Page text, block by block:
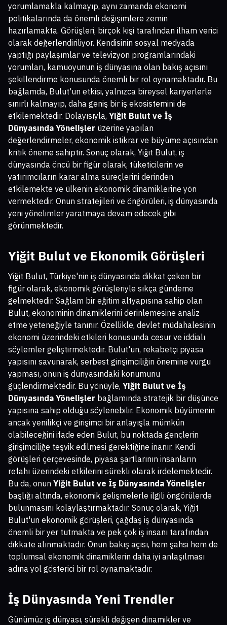
yorumlamakla kalmayıp, aynı zamanda ekonomi
politikalarında da önemli değişimlere zemin
hazırlamakta. Görüşleri, birçok kişi tarafından ilham verici
olarak değerlendiriliyor. Kendisinin sosyal medyada
yaptığı paylaşımlar ve televizyon programlarındaki
yorumları, kamuoyunun iş dünyasına olan bakış açısını
şekillendirme konusunda önemli bir rol oynamaktadır. Bu
bağlamda, Bulut'un etkisi, yalnızca bireysel kariyerlerle
sınırlı kalmayıp, daha geniş bir iş ekosistemini de
etkilemektedir. Dolayısıyla, Yiğit Bulut ve İş
Dünyasında Yönelişler üzerine yapılan
değerlendirmeler, ekonomik istikrar ve büyüme açısından
kritik öneme sahiptir. Sonuç olarak, Yiğit Bulut, iş
dünyasında öncü bir figür olarak, tüketicilerin ve
yatırımcıların karar alma süreçlerini derinden
etkilemekte ve ülkenin ekonomik dinamiklerine yön
vermektedir. Onun stratejileri ve öngörüleri, iş dünyasında
yeni yönelimler yaratmaya devam edecek gibi
görünmektedir.
Yiğit Bulut ve Ekonomik Görüşleri
Yiğit Bulut, Türkiye'nin iş dünyasında dikkat çeken bir
figür olarak, ekonomik görüşleriyle sıkça gündeme
gelmektedir. Sağlam bir eğitim altyapısına sahip olan
Bulut, ekonominin dinamiklerini derinlemesine analiz
etme yeteneğiyle tanınır. Özellikle, devlet müdahalesinin
ekonomi üzerindeki etkileri konusunda cesur ve iddialı
söylemler geliştirmektedir. Bulut'un, rekabetçi piyasa
yapısını savunarak, serbest girişimciliğin önemine vurgu
yapması, onun iş dünyasındaki konumunu
güçlendirmektedir. Bu yönüyle, Yiğit Bulut ve İş
Dünyasında Yönelişler bağlamında stratejik bir düşünce
yapısına sahip olduğu söylenebilir. Ekonomik büyümenin
ancak yenilikçi ve girişimci bir anlayışla mümkün
olabileceğini ifade eden Bulut, bu noktada gençlerin
girişimciliğe teşvik edilmesi gerektiğine inanır. Kendi
görüşleri çerçevesinde, piyasa şartlarının insanların
refahı üzerindeki etkilerini sürekli olarak irdelemektedir.
Bu da, onun Yiğit Bulut ve İş Dünyasında Yönelişler
başlığı altında, ekonomik gelişmelerle ilgili öngörülerde
bulunmasını kolaylaştırmaktadır. Sonuç olarak, Yiğit
Bulut'un ekonomik görüşleri, çağdaş iş dünyasında
önemli bir yer tutmakta ve pek çok iş insanı tarafından
dikkate alınmaktadır. Onun bakış açısı, hem şahsi hem de
toplumsal ekonomik dinamiklerin daha iyi anlaşılması
adına yol gösterici bir rol oynamaktadır.
İş Dünyasında Yeni Trendler
Günümüz iş dünyası, sürekli değişen dinamikler ve